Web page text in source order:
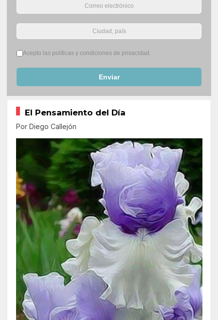
Términos del servicio*
Acepto las políticas y condiciones de privacidad.
Enviar
El Pensamiento del Día
Por Diego Callejón